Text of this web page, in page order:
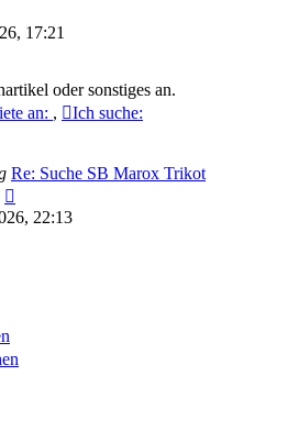
17:21
oder sonstiges an.
an: ,
Ich suche:
Re: Suche SB Marox Trikot
Beitrag
22:13